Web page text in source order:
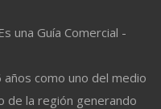
una Guía Comercial -
como uno del medio
de la región generando